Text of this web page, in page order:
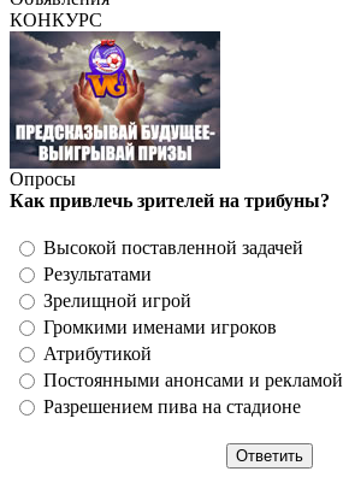
КОНКУРС
Опросы
Как привлечь зрителей на трибуны?
Высокой поставленной задачей
Результатами
Зрелищной игрой
Громкими именами игроков
Атрибутикой
Постоянными анонсами и рекламой
Разрешением пива на стадионе